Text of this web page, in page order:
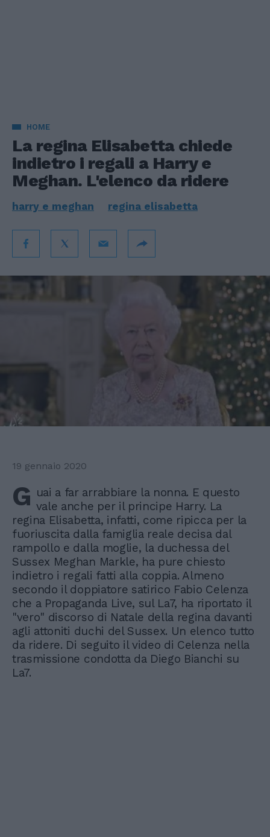
HOME
La regina Elisabetta chiede
indietro i regali a Harry e
Meghan. L'elenco da ridere
harry e meghan regina elisabetta
19 gennaio 2020
G uai a far arrabbiare la nonna. E questo
vale anche per il principe Harry. La
regina Elisabetta, infatti, come ripicca per la
fuoriuscita dalla famiglia reale decisa dal
rampollo e dalla moglie, la duchessa del
Sussex Meghan Markle, ha pure chiesto
indietro i regali fatti alla coppia. Almeno
secondo il doppiatore satirico Fabio Celenza
che a Propaganda Live, sul La7, ha riportato il
"vero" discorso di Natale della regina davanti
agli attoniti duchi del Sussex. Un elenco tutto
da ridere. Di seguito il video di Celenza nella
trasmissione condotta da Diego Bianchi su
La7.